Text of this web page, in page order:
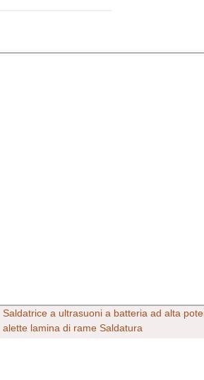
Saldatrice a ultrasuoni a batteria ad alta
alette lamina di rame Saldatura